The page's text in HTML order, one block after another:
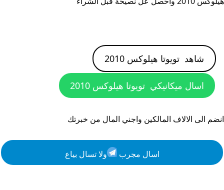
شاهد تويوتا هيلوكس 2010
اسال ميكانيكي تويوتا هيلوكس 2010
انضم الى الالاف المالكين واجني المال من خبرتك
اسال مجرب ولا تسال بياع